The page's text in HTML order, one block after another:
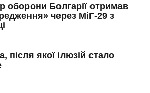
оборони Болгарії отримав
через МіГ-29 з
після якої ілюзій стало